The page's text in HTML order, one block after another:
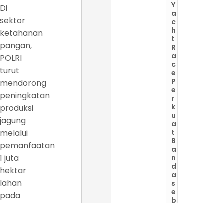
Di
sektor
ketahanan
pangan,
POLRI
turut
mendorong
peningkatan
produksi
jagung
melalui
pemanfaatan
1 juta
hektar
lahan
pada
Y
a
c
h
t
R
a
c
e
P
e
r
k
u
a
t
B
a
n
d
a
s
e
b